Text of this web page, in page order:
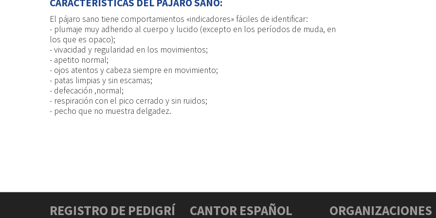
CARACTERÍSTICAS DEL PÁJARO SANO:
El pájaro sano tiene comportamientos «indicadores» fáciles de identificar:
- plumaje muy adherido al cuerpo y lucido (excepto en los períodos de muda, en
los que es opaco);
- vivacidad y regularidad en los movimientos;
- apetito normal;
- ojos atentos y cabeza siempre en movimiento;
- patas limpias y sin escamas;
- defecación ,normal;
- respiración con el pico cerrado y sin ruidos;
- pecho que no muestra delgadez.
REGISTRO DE PEDIGRÍ CANTOR ESPAÑOL ORGANIZACIONES